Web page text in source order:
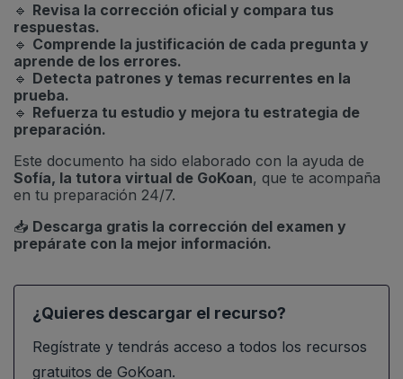
🔹 Revisa la corrección oficial y compara tus
respuestas.
🔹 Comprende la justificación de cada pregunta y
aprende de los errores.
🔹 Detecta patrones y temas recurrentes en la
prueba.
🔹 Refuerza tu estudio y mejora tu estrategia de
preparación.
Este documento ha sido elaborado con la ayuda de
Sofía, la tutora virtual de GoKoan, que te acompaña
en tu preparación 24/7.
📥 Descarga gratis la corrección del examen y
prepárate con la mejor información.
¿Quieres descargar el recurso?
Regístrate y tendrás acceso a todos los recursos
gratuitos de GoKoan.